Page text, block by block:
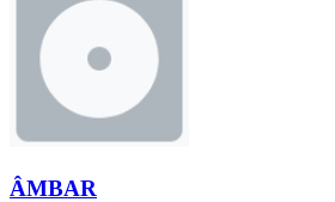
ÂMBAR